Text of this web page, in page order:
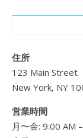
住所
123 Main Street
New York, NY
営業時間
月〜金: 9:00 AM